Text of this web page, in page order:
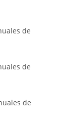
de
de
de